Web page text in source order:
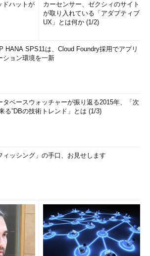
ドハットが
カーセンサー、ゼクシィのサイト
が取り入れている「アダプティブ
UX」とは何か (1/2)
HANA SPS11は、Cloud Foundry採用でアプリ
ション環境を一新
タベースウォッチャーが振り返る2015年、「次
る”DBの技術トレンド」とは (1/3)
ィッシング」の手口、お見せします